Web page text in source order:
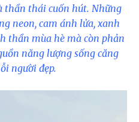
thần thái cuốn hút. Những
neon, cam ánh lửa, xanh
thần mùa hè mà còn phản
năng lượng sống căng
người đẹp.